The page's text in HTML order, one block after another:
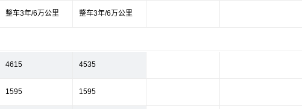
整车3年/6万公里 整车3年/6万公里
4615 4535
1595 1595